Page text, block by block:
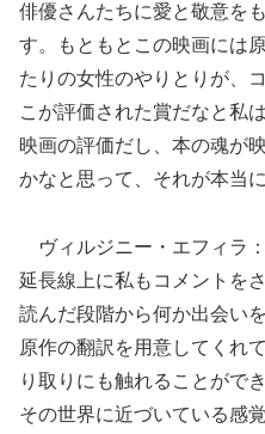
俳優さんたちに愛と敬意を
す。もともとこの映画には
たりの女性のやりとりが、
こが評価された賞だなと私
映画の評価だし、本の魂が
かなと思って、それが本当
ヴィルジニー・エフィラ
延長線上に私もコメントを
読んだ段階から何か出会い
原作の翻訳を用意してくれ
り取りにも触れることがで
その世界に近づいている感